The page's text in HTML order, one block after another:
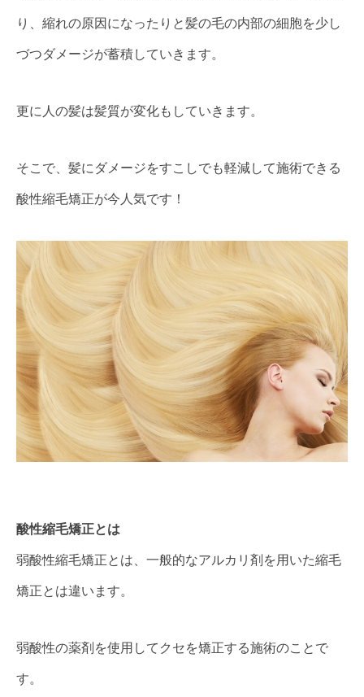
り、縮れの原因になったりと髪の毛の内部の細胞を少し
づつダメージが蓄積していきます。
更に人の髪は髪質が変化もしていきます。
そこで、髪にダメージをすこしでも軽減して施術できる
酸性縮毛矯正が今人気です！
酸性縮毛矯正とは
弱酸性縮毛矯正とは、一般的なアルカリ剤を用いた縮毛
矯正とは違います。
弱酸性の薬剤を使用してクセを矯正する施術のことで
す。